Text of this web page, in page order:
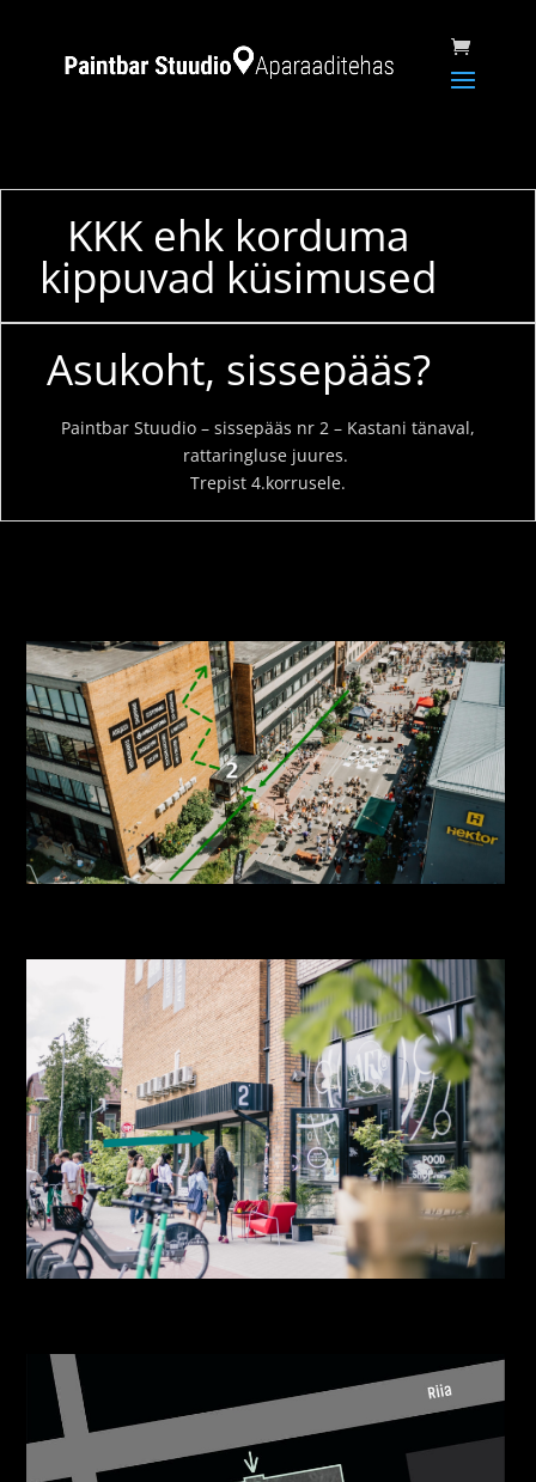
KKK ehk korduma
kippuvad küsimused
Asukoht, sissepääs?
Paintbar Stuudio – sissepääs nr 2 – Kastani tänaval,
rattaringluse juures.
Trepist 4.korrusele.